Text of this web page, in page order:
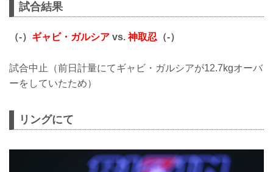
試合結果
（-） ギャビ・ガルシア vs.神取忍 （-）
試合中止（前日計量にてギャビ・ガルシアが12.7kgオーバ
ーをしていたため）
リングにて